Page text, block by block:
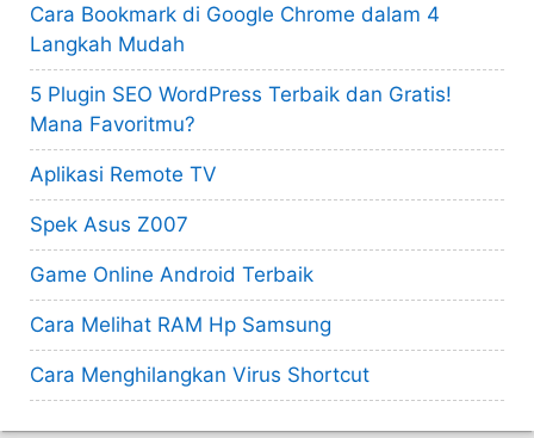
Cara Bookmark di Google Chrome dalam 4
Langkah Mudah
5 Plugin SEO WordPress Terbaik dan Gratis!
Mana Favoritmu?
Aplikasi Remote TV
Spek Asus Z007
Game Online Android Terbaik
Cara Melihat RAM Hp Samsung
Cara Menghilangkan Virus Shortcut